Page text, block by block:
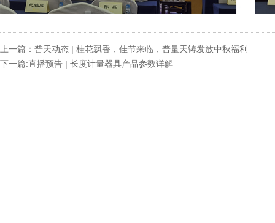
上一篇：普天动态 | 桂花飘香，佳节来临，普量天铸发放中秋福利
下一篇:直播预告 | 长度计量器具产品参数详解